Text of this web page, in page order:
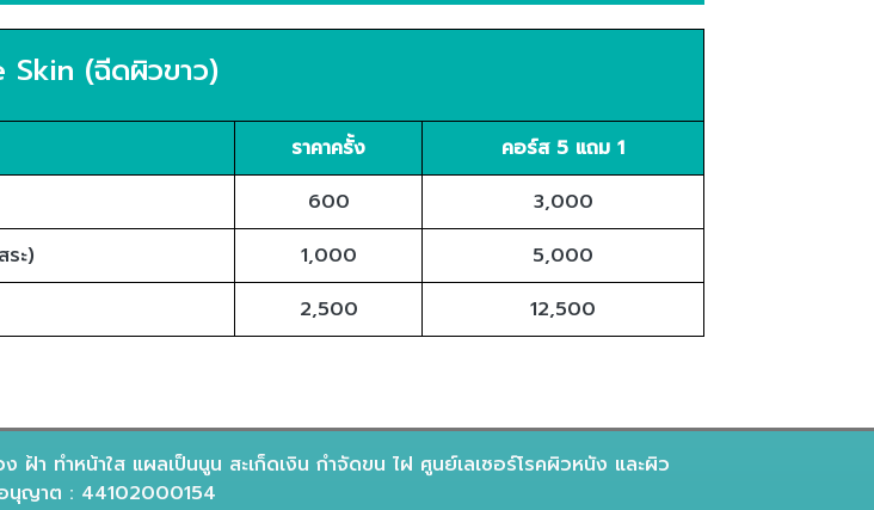
Skin (ฉีดผิวขาว)
ราคาครั้ง
คอร์ส 5 แถม 1
600
3,000
ะ)
1,000
5,000
2,500 12,500
า ทำหน้าใส แผลเป็นนูน สะเก็ดเงิน กำจัดขน ไฝ ศูนย์เลเซอร์โรคผิวหนัง และผิว
นุญาต : 44102000154